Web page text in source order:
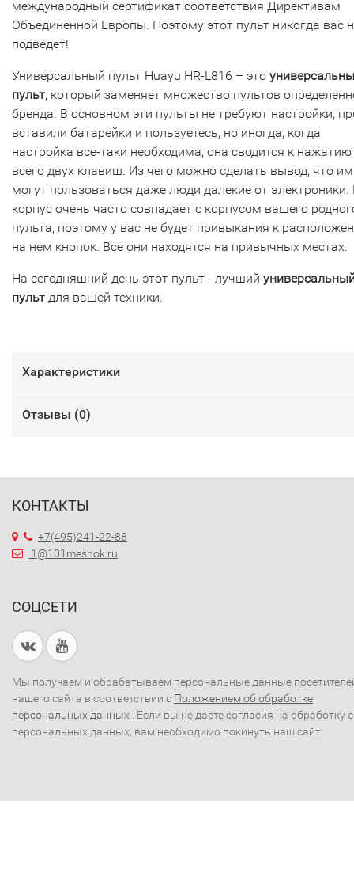
международный сертификат соответствия Директивам
Объединенной Европы. Поэтому этот пульт никогда вас
подведет!
Универсальный пульт Huayu HR-L816 – это
пульт, который заменяет множество пультов
бренда. В основном эти пульты не требуют настройки,
вставили батарейки и пользуетесь, но иногда, когда
настройка все-таки необходима, она сводится к нажатию
всего двух клавиш. Из чего можно сделать вывод, что им
могут пользоваться даже люди далекие от электроники.
корпус очень часто совпадает с корпусом вашего
пульта, поэтому у вас не будет привыкания к
на нем кнопок. Все они находятся на привычных местах.
На сегодняшний день этот пульт - лучший
пульт для вашей техники.
Характеристики
Отзывы (0)
КОНТАКТЫ
+7(495)241-22-88
1@101meshok.ru
СОЦСЕТИ
Мы получаем и обрабатываем персональные данные
нашего сайта в соответствии с Положением об обработке
персональных данных . Если вы не даете согласия на обработку
персональных данных, вам необходимо покинуть наш сайт.